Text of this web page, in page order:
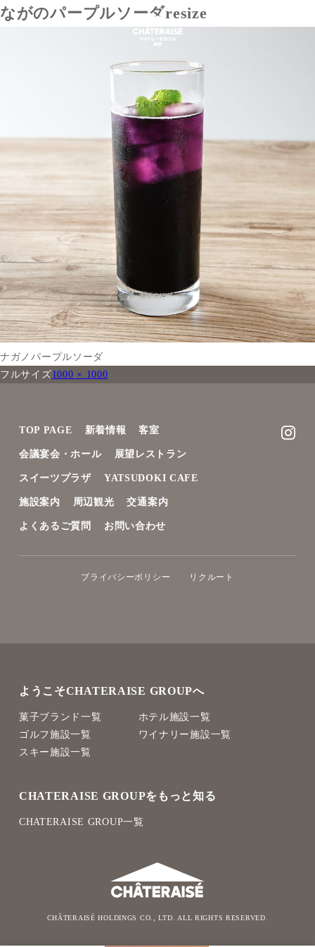
ながのパープルソーダresize
ナガノパープルソーダ
フルサイズ1000 × 1000
TOP PAGE 新着情報 客室
会議宴会・ホール 展望レストラン
スイーツプラザ YATSUDOKI CAFE
施設案内 周辺観光 交通案内
よくあるご質問 お問い合わせ
プライバシーポリシー リクルート
ようこそCHATERAISE GROUPへ
菓子ブランド一覧
ホテル施設一覧
ゴルフ施設一覧
ワイナリー施設一覧
スキー施設一覧
CHATERAISE GROUPをもっと知る
CHATERAISE GROUP一覧
CHÂTERAISÉ HOLDINGS CO., LTD. ALL RIGHTS RESERVED.